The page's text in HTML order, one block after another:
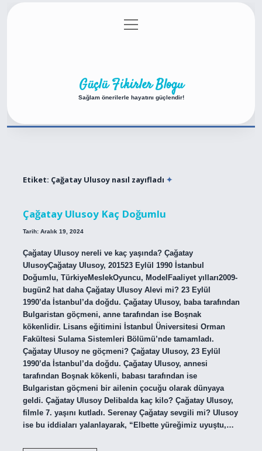
Gizlilik Politikası
menüyü
aç
Güçlü Fikirler Blogu
Sağlam önerilerle hayatını güçlendir!
Etiket: Çağatay Ulusoy nasıl zayıfladı
Çağatay Ulusoy Kaç Doğumlu
Tarih: Aralık 19, 2024
Çağatay Ulusoy nereli ve kaç yaşında? Çağatay
UlusoyÇağatay Ulusoy, 201523 Eylül 1990 İstanbul
Doğumlu, TürkiyeMeslekOyuncu, ModelFaaliyet yılları2009-
bugün2 hat daha Çağatay Ulusoy Alevi mi? 23 Eylül
1990’da İstanbul’da doğdu. Çağatay Ulusoy, baba tarafından
Bulgaristan göçmeni, anne tarafından ise Boşnak
kökenlidir. Lisans eğitimini İstanbul Üniversitesi Orman
Fakültesi Sulama Sistemleri Bölümü’nde tamamladı.
Çağatay Ulusoy ne göçmeni? Çağatay Ulusoy, 23 Eylül
1990’da İstanbul’da doğdu. Çağatay Ulusoy, annesi
tarafından Boşnak kökenli, babası tarafından ise
Bulgaristan göçmeni bir ailenin çocuğu olarak dünyaya
geldi. Çağatay Ulusoy Delibalda kaç kilo? Çağatay Ulusoy,
filmle 7. yaşını kutladı. Serenay Çağatay sevgili mi? Ulusoy
ise bu iddiaları yalanlayarak, “Elbette yüreğimiz uyuştu,…